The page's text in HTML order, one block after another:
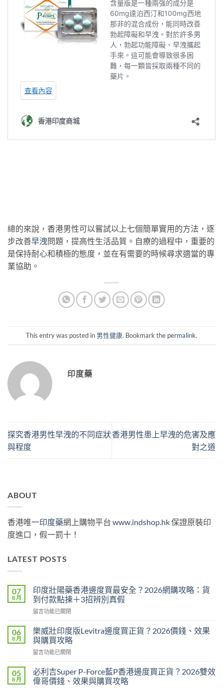
總的來說，香港男性可以嘗試以上七個簡單實用的方法，逐
步改善早洩問題，提高性生活品質。自療的過程中，重要的
是保持耐心和積極的態度，並在有需要的時候尋求適當的專
業協助。
This entry was posted in 男性健康. Bookmark the permalink.
印度藥
探究香港男性早洩的不同症狀
與程度
香港男性患上早洩的危害及應
對之道
ABOUT
香港唯一印度藥網上購物平台 www.indshop.hk保證原裝印
度進口，假一罰十！
LATEST POSTS
07
8 月
印度壯陽藥香港邊度買最安全？2026網購攻略：貨
到付款點揀＋3招辨別真假
在
度
壯
陽
藥
港
邊
度
留言功能已關閉
06
8 月
樂威壯印度版Levitra邊度買正貨？2026價錢、效果
與購買攻略
在
威
壯
印
留言功能已關閉
05
8 月
必利吉Super P-Force藍P香港邊度買正貨？2026雙效
偉哥價錢、效果與購買攻略